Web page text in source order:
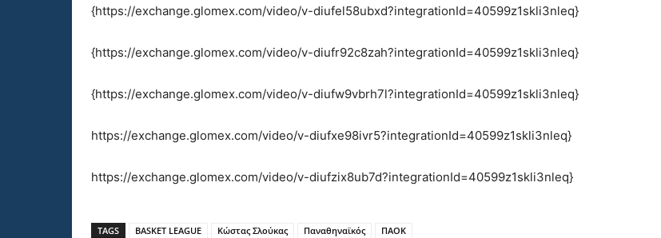
{https://exchange.glomex.com/video/v-diufel58ubxd?integrationId=40599z1skli3nleq}
{https://exchange.glomex.com/video/v-diufr92c8zah?integrationId=40599z1skli3nleq}
{https://exchange.glomex.com/video/v-diufw9vbrh7l?integrationId=40599z1skli3nleq}
https://exchange.glomex.com/video/v-diufxe98ivr5?integrationId=40599z1skli3nleq}
https://exchange.glomex.com/video/v-diufzix8ub7d?integrationId=40599z1skli3nleq}
TAGS BASKET LEAGUE Κώστας Σλούκας Παναθηναϊκός ΠΑΟΚ